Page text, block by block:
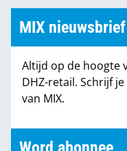
Marktcijfers
Partners
MIX nieuwsbrief
Altijd op de hoogte
DHZ-retail. Schrijf
van MIX.